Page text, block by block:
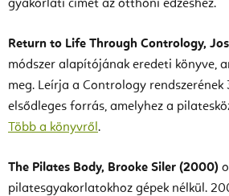
gyakorlati címet az otthoni edzéshez.
Return to Life Through Contrology,
módszer alapítójának eredeti könyve,
meg. Leírja a Contrology
elsődleges forrás, amelyhez a
Több a könyvről.
The Pilates Body, Brooke Siler (2000)
pilatesgyakorlatokhoz gépek nélkül.